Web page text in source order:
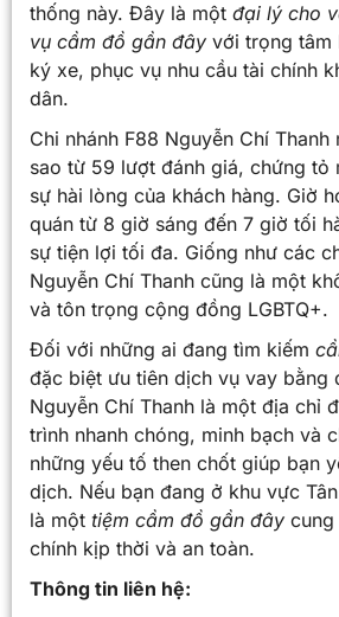
thống này. Đây là một đại lý cho
vụ cầm đồ gần đây với trọng tâm
ký xe, phục vụ nhu cầu tài chính
dân.
Chi nhánh F88 Nguyễn Chí
sao từ 59 lượt đánh giá, chứng tỏ
sự hài lòng của khách hàng. Giờ
quán từ 8 giờ sáng đến 7 giờ tối
sự tiện lợi tối đa. Giống như các
Nguyễn Chí Thanh cũng là một
và tôn trọng cộng đồng LGBTQ+.
Đối với những ai đang tìm kiếm
đặc biệt ưu tiên dịch vụ vay bằng
Nguyễn Chí Thanh là một địa chỉ
trình nhanh chóng, minh bạch và
những yếu tố then chốt giúp bạn
dịch. Nếu bạn đang ở khu vực
là một tiệm cầm đồ gần đây
chính kịp thời và an toàn.
Thông tin liên hệ: